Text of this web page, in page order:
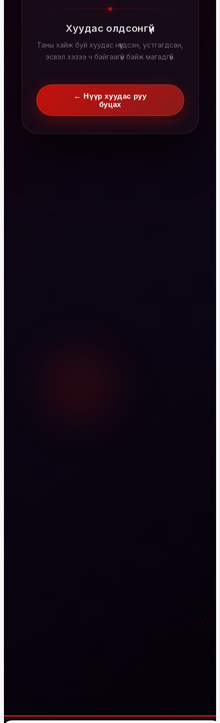
Хуудас олдсонгүй
Таны хайж буй хуудас нүүгдсэн, устгагдсан,
эсвэл хэзээ ч байгаагүй байж магадгүй.
← Нүүр хуудас руу
буцах